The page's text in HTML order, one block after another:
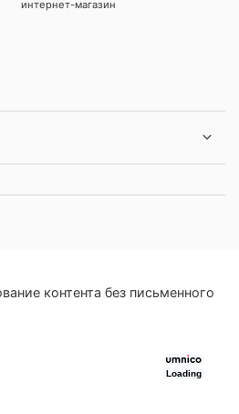
интернет-магазин
контента без письменного
Loading